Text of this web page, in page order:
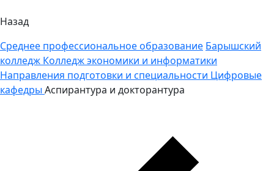
Назад
Среднее профессиональное образование Барышский
колледж Колледж экономики и информатики
Направления подготовки и специальности Цифровые
кафедры Аспирантура и докторантура